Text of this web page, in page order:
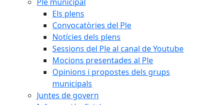
Els plens
Convocatòries del Ple
Notícies dels plens
Sessions del Ple al canal de Youtube
Mocions presentades al Ple
Opinions i propostes dels grups
municipals
Juntes de govern